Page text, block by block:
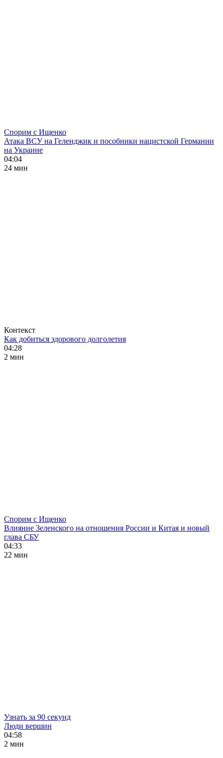
Спорим с Ищенко
Атака ВСУ на Геленджик и пособники нацистской Германии
на Украине
04:04
24 мин
Контекст
Как добиться здорового долголетия
04:28
2 мин
Спорим с Ищенко
Влияние Зеленского на отношения России и Китая и новый
глава СБУ
04:33
22 мин
Узнать за 90 секунд
Люди вершин
04:58
2 мин